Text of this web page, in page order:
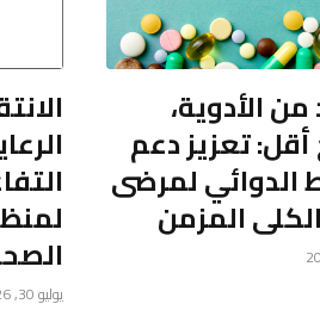
من الأدوية،
تعزيز دعم
الدوائي لمرضى
المزمن
يوليو 30, 2026